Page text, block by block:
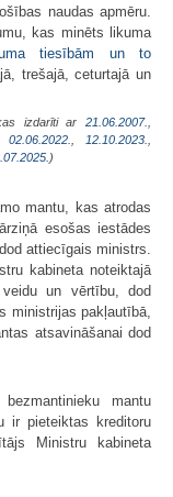
naudas apmēru.
kas minēts likuma
tiesībām un to
trešajā, ceturtajā un
izdarīti ar 21.06.2007.
,02.06.2022. 12.10.2023.
)
mantu, kas atrodas
esošas iestādes
attiecīgais ministrs.
kabineta noteiktajā
un vērtību, dod
ministrijas pakļautībā,
atsavināšanai dod
mantu
pieteiktas kreditoru
Ministru kabineta